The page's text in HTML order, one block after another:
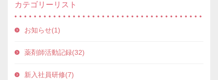
カテゴリーリスト
お知らせ(1)
薬剤師活動記録(32)
新入社員研修(7)